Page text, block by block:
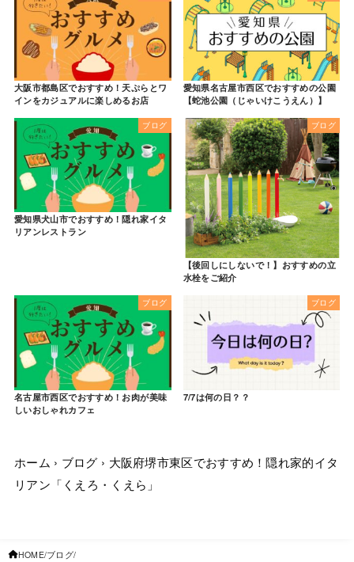
大阪市都島区でおすすめ！天ぷらとワ
インをカジュアルに楽しめるお店
愛知県名古屋市西区でおすすめの公園
【蛇池公園（じゃいけこうえん）】
ブログ
愛知県犬山市でおすすめ！隠れ家イタ
リアンレストラン
ブログ
【後回しにしないで！】おすすめの立
水栓をご紹介
ブログ
名古屋市西区でおすすめ！お肉が美味
しいおしゃれカフェ
ブログ
7/7は何の日？？
ホーム › ブログ › 大阪府堺市東区でおすすめ！隠れ家的イタ
リアン「くえろ・くえら」
HOME ブログ